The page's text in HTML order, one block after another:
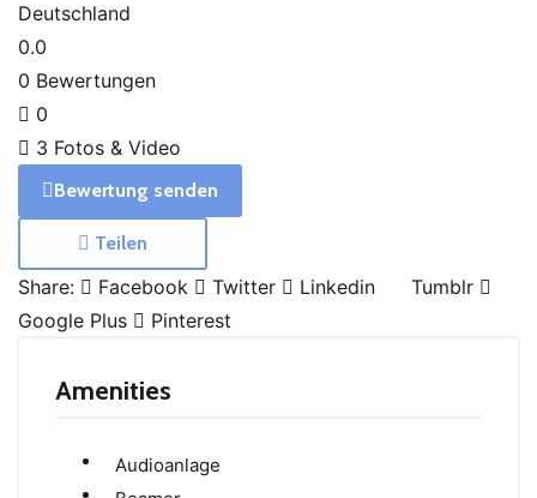
Deutschland
0.0
0 Bewertungen
0
3 Fotos & Video
Bewertung senden
Teilen
Share: Facebook Twitter Linkedin
Tumblr
Google Plus
Pinterest
Amenities
Audioanlage